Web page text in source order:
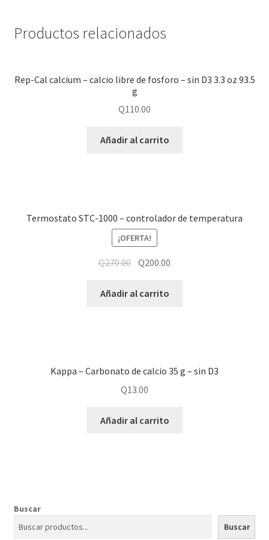
Productos relacionados
Rep-Cal calcium – calcio libre de fosforo – sin D3 3.3 oz 93.5
g
Q110.00
Añadir al carrito
Termostato STC-1000 – controlador de temperatura
¡OFERTA!
Q270.00 Q200.00
Añadir al carrito
Kappa – Carbonato de calcio 35 g – sin D3
Q13.00
Añadir al carrito
Buscar
Buscar